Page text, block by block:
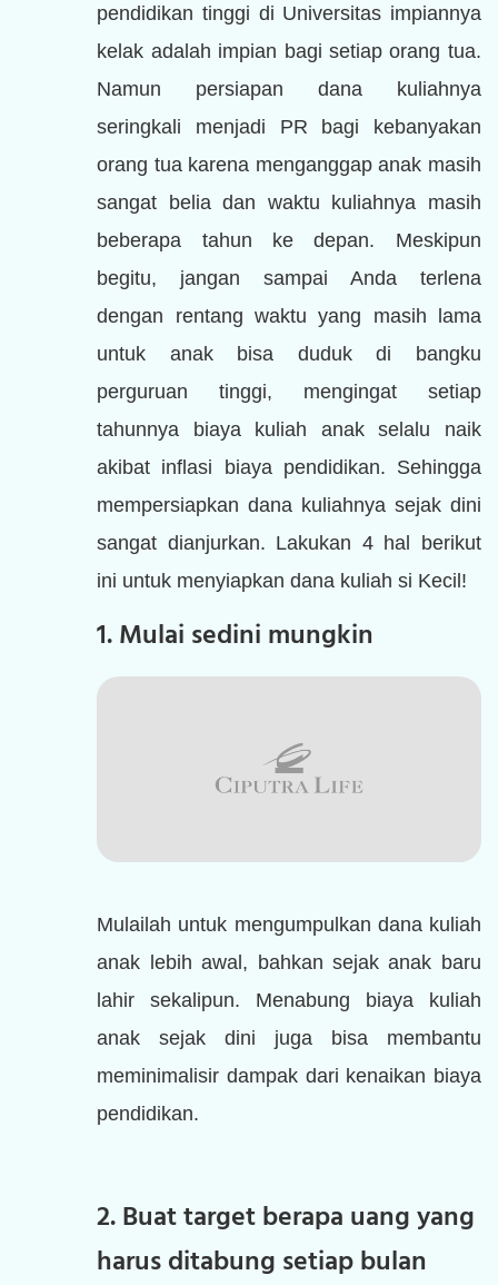
pendidikan tinggi di Universitas impiannya
kelak adalah impian bagi setiap orang tua.
Namun persiapan dana kuliahnya
seringkali menjadi PR bagi kebanyakan
orang tua karena menganggap anak masih
sangat belia dan waktu kuliahnya masih
beberapa tahun ke depan. Meskipun
begitu, jangan sampai Anda terlena
dengan rentang waktu yang masih lama
untuk anak bisa duduk di bangku
perguruan tinggi, mengingat setiap
tahunnya biaya kuliah anak selalu naik
akibat inflasi biaya pendidikan. Sehingga
mempersiapkan dana kuliahnya sejak dini
sangat dianjurkan. Lakukan 4 hal berikut
ini untuk menyiapkan dana kuliah si Kecil!
1. Mulai sedini mungkin
Mulailah untuk mengumpulkan dana kuliah
anak lebih awal, bahkan sejak anak baru
lahir sekalipun. Menabung biaya kuliah
anak sejak dini juga bisa membantu
meminimalisir dampak dari kenaikan biaya
pendidikan.
2. Buat target berapa uang yang
harus ditabung setiap bulan